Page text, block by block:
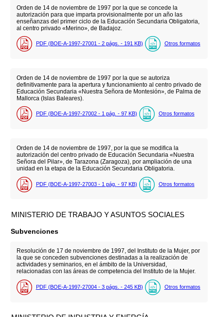
Orden de 14 de noviembre de 1997 por la que se concede la
autorización para que imparta provisionalmente por un año las
enseñanzas del primer ciclo de la Educación Secundaria Obligatoria,
al centro privado «Merino», de Badajoz.
PDF (BOE-A-1997-27001 - 2 págs. - 191 KB) Otros formatos
Orden de 14 de noviembre de 1997 por la que se autoriza
definitivamente para la apertura y funcionamiento al centro privado de
Educación Secundaria «Nuestra Señora de Montesión», de Palma de
Mallorca (Islas Baleares).
PDF (BOE-A-1997-27002 - 1 pág. - 97 KB) Otros formatos
Orden de 14 de noviembre de 1997, por la que se modifica la
autorización del centro privado de Educación Secundaria «Nuestra
Señora del Pilar», de Tarazona (Zaragoza), por ampliación de una
unidad en la etapa de la Educación Secundaria Obligatoria.
PDF (BOE-A-1997-27003 - 1 pág. - 97 KB) Otros formatos
MINISTERIO DE TRABAJO Y ASUNTOS SOCIALES
Subvenciones
Resolución de 17 de noviembre de 1997, del Instituto de la Mujer, por
la que se conceden subvenciones destinadas a la realización de
actividades y seminarios, en el ámbito de la Universidad,
relacionadas con las áreas de competencia del Instituto de la Mujer.
PDF (BOE-A-1997-27004 - 3 págs. - 245 KB) Otros formatos